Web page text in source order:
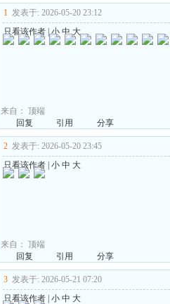
1 发表于: 2026-05-20 23:12
只看该作者 |小 中 大
来自： 顶端
回复
引用 分享
2 发表于: 2026-05-20 23:45
只看该作者 小 中 大
来自： 顶端
回复
引用 分享
3 发表于: 2026-05-21 07:20
只看该作者 小 中 大